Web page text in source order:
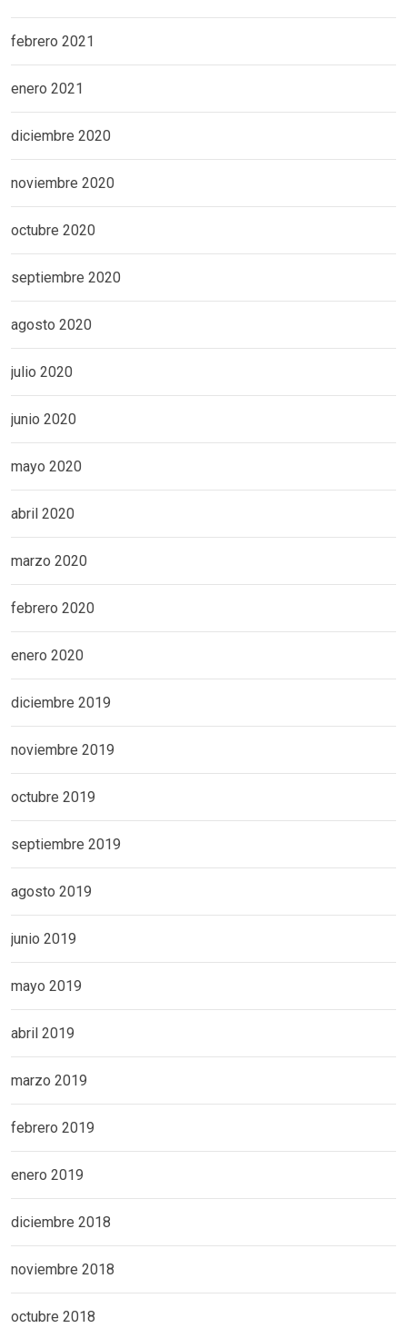
febrero 2021
enero 2021
diciembre 2020
noviembre 2020
octubre 2020
septiembre 2020
agosto 2020
julio 2020
junio 2020
mayo 2020
abril 2020
marzo 2020
febrero 2020
enero 2020
diciembre 2019
noviembre 2019
octubre 2019
septiembre 2019
agosto 2019
junio 2019
mayo 2019
abril 2019
marzo 2019
febrero 2019
enero 2019
diciembre 2018
noviembre 2018
octubre 2018